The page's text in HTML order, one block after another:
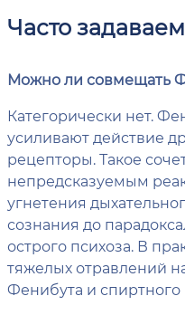
Часто
Можно ли совмещать
Категорически нет.
усиливают действие
рецепторы. Такое
непредсказуемым
угнетения
сознания до
острого психоза. В
тяжелых отравлений
Фенибута и спиртного